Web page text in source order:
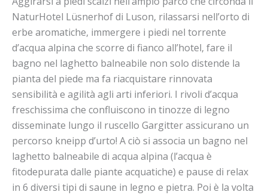
NaturHotel Lüsnerhof di Luson, rilassarsi nell’orto di
erbe aromatiche, immergere i piedi nel torrente
d’acqua alpina che scorre di fianco all’hotel, fare il
bagno nel laghetto balneabile non solo distende la
pianta del piede ma fa riacquistare rinnovata
sensibilità e agilità agli arti inferiori. I rivoli d’acqua
freschissima che confluiscono in tinozze di legno
disseminate lungo il ruscello Gargitter assicurano un
percorso kneipp d’urto! A ciò si associa un bagno nel
laghetto balneabile di acqua alpina (l’acqua è
fitodepurata dalle piante acquatiche) e pause di relax
in 6 diversi tipi di saune in legno e pietra. Poi è la volta